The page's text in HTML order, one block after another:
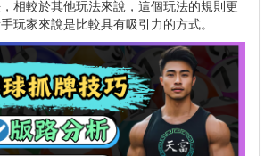
相較於其他玩法來說，這個玩法的規則更
玩家來說是比較具有吸引力的方式。